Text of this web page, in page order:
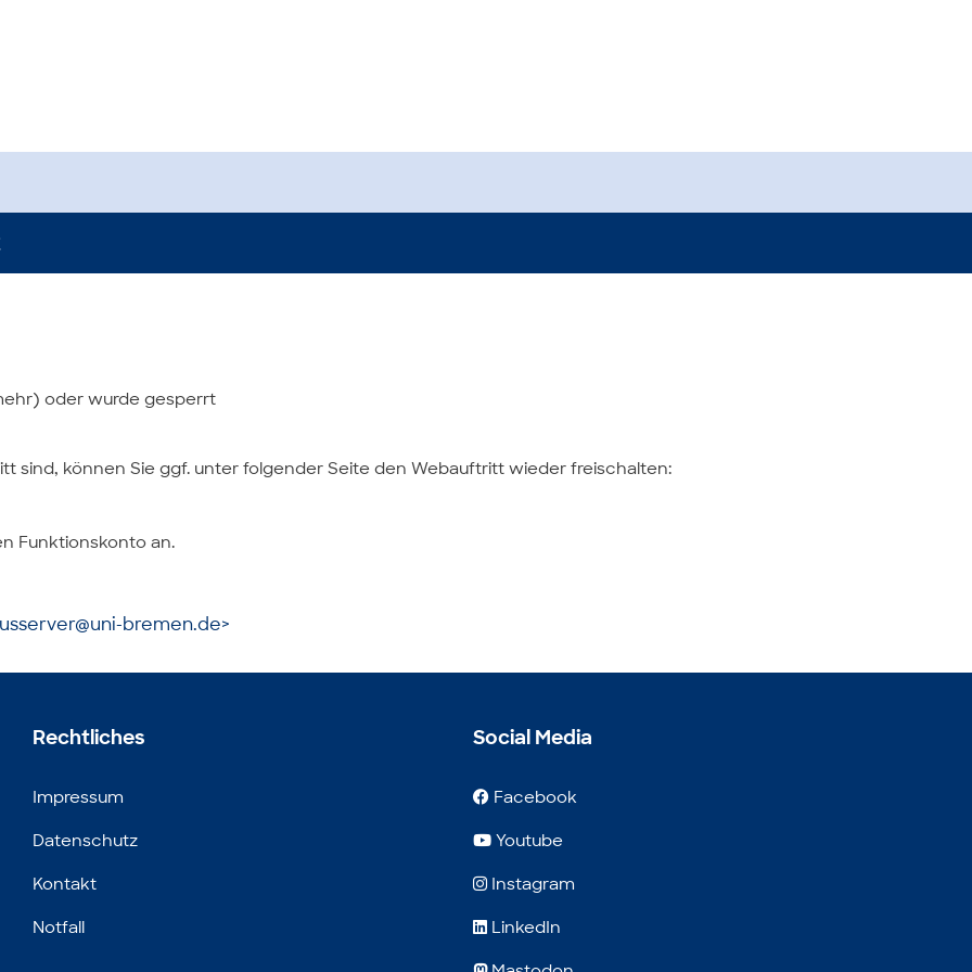
oder wurde gesperrt
sind, können Sie ggf. unter folgender Seite den Webauftritt wieder freischalten:
Funktionskonto an.
bremen.de>
Rechtliches
Impressum
Datenschutz
Kontakt
Notfall
Social Media
Facebook
Youtube
Instagram
LinkedIn